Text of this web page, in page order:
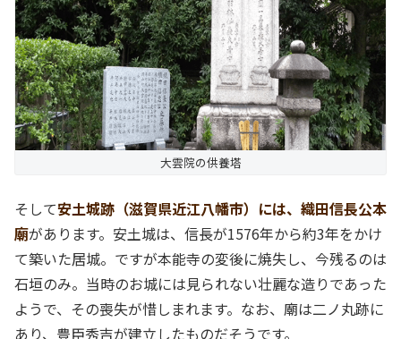
大雲院の供養塔
そして安土城跡（滋賀県近江八幡市）には、織田信長公本
廟があります。安土城は、信長が1576年から約3年をかけ
て築いた居城。ですが本能寺の変後に焼失し、今残るのは
石垣のみ。当時のお城には見られない壮麗な造りであった
ようで、その喪失が惜しまれます。なお、廟は二ノ丸跡に
あり、豊臣秀吉が建立したものだそうです。